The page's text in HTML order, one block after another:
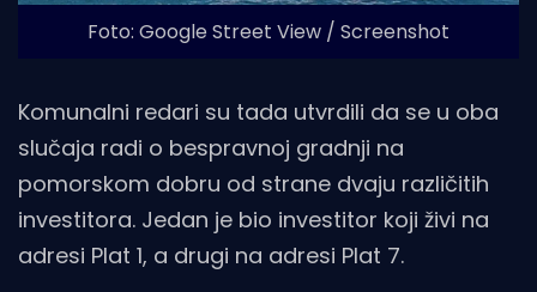
Foto: Google Street View / Screenshot
Komunalni redari su tada utvrdili da se u oba
slučaja radi o bespravnoj gradnji na
pomorskom dobru od strane dvaju različitih
investitora. Jedan je bio investitor koji živi na
adresi Plat 1, a drugi na adresi Plat 7.